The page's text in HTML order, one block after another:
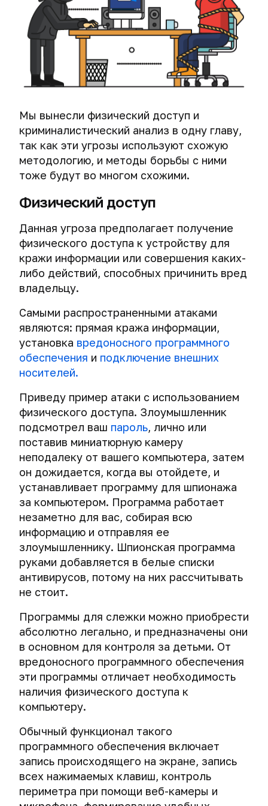
Как
следить
за
публикацией
новых
материалов
совет
курса
Проверьте
анонимность
безопасность
сети.
Тесты.
Помощь
ответы
на
ваши
вопросы
Чему
научит
этот
курс
О
значимости
доната
Курс
"Комплексная
настройка
безопасности
и
анонимности"
трекинг
Системы
массовой
слежки
Физический
компьютерная
криминалистика
Подсматривание
информации
экране
взлом
устройств
Утеря
данных
Кибервойна,
кибердиверсии
и
кибертерроризм
цифровых
улик
Деанонимизация
и
уникализация
цифровой
личности
Как
ловят
хакеров
Как
ловят
хакеров
Роковые
ошибки
киберпреступников
Основные
заблуждения
Зачем
мне
безопасность
и
анонимность
в
Виртуальные
машины
Виртуальная
машина
виртуальная
операционная
система
Создание
виртуальной
машины
Снэпшоты
и
виртуальных
машин
Почему
не
Пароль
Создание
пароля
Как
хакеры
создают
безопасные
пароли
Большая
ошибка,
или
как
точно
не
стоит
хранить
Операционные
системы
Операционные
системы.
Выбор
пути.
Первые
шаги
защиты
iPhone
и
iPad.
Миф
Шифрование
История
шифрования.
Противостояние
шифрования
спецслужб.
Переход
к
использованию
криптоконтейнеров
История
Шифрование
операционной
системы
Комплексное
шифрование
системы
и
жесткого
диска
Как
Социальные
сети
Криминалистический
анализ
активности
в
социальных
сетях
Tails и
Tails.
Пара
советов
перед
Системы
массовой
слежки
Мы вынесли физический доступ и
криминалистический анализ в одну главу,
так как эти угрозы используют схожую
методологию, и методы борьбы с ними
тоже будут во многом схожими.
Физический доступ
Данная угроза предполагает получение
физического доступа к устройству для
кражи информации или совершения каких-
либо действий, способных причинить вред
владельцу.
Самыми распространенными атаками
являются: прямая кража информации,
установка вредоносного программного
обеспечения и подключение внешних
носителей.
Приведу пример атаки с использованием
физического доступа. Злоумышленник
подсмотрел ваш пароль, лично или
поставив миниатюрную камеру
неподалеку от вашего компьютера, затем
он дожидается, когда вы отойдете, и
устанавливает программу для шпионажа
за компьютером. Программа работает
незаметно для вас, собирая всю
информацию и отправляя ее
злоумышленнику. Шпионская программа
руками добавляется в белые списки
антивирусов, потому на них рассчитывать
не стоит.
Программы для слежки можно приобрести
абсолютно легально, и предназначены они
в основном для контроля за детьми. От
вредоносного программного обеспечения
эти программы отличает необходимость
наличия физического доступа к
компьютеру.
Обычный функционал такого
программного обеспечения включает
запись происходящего на экране, запись
всех нажимаемых клавиш, контроль
периметра при помощи веб-камеры и